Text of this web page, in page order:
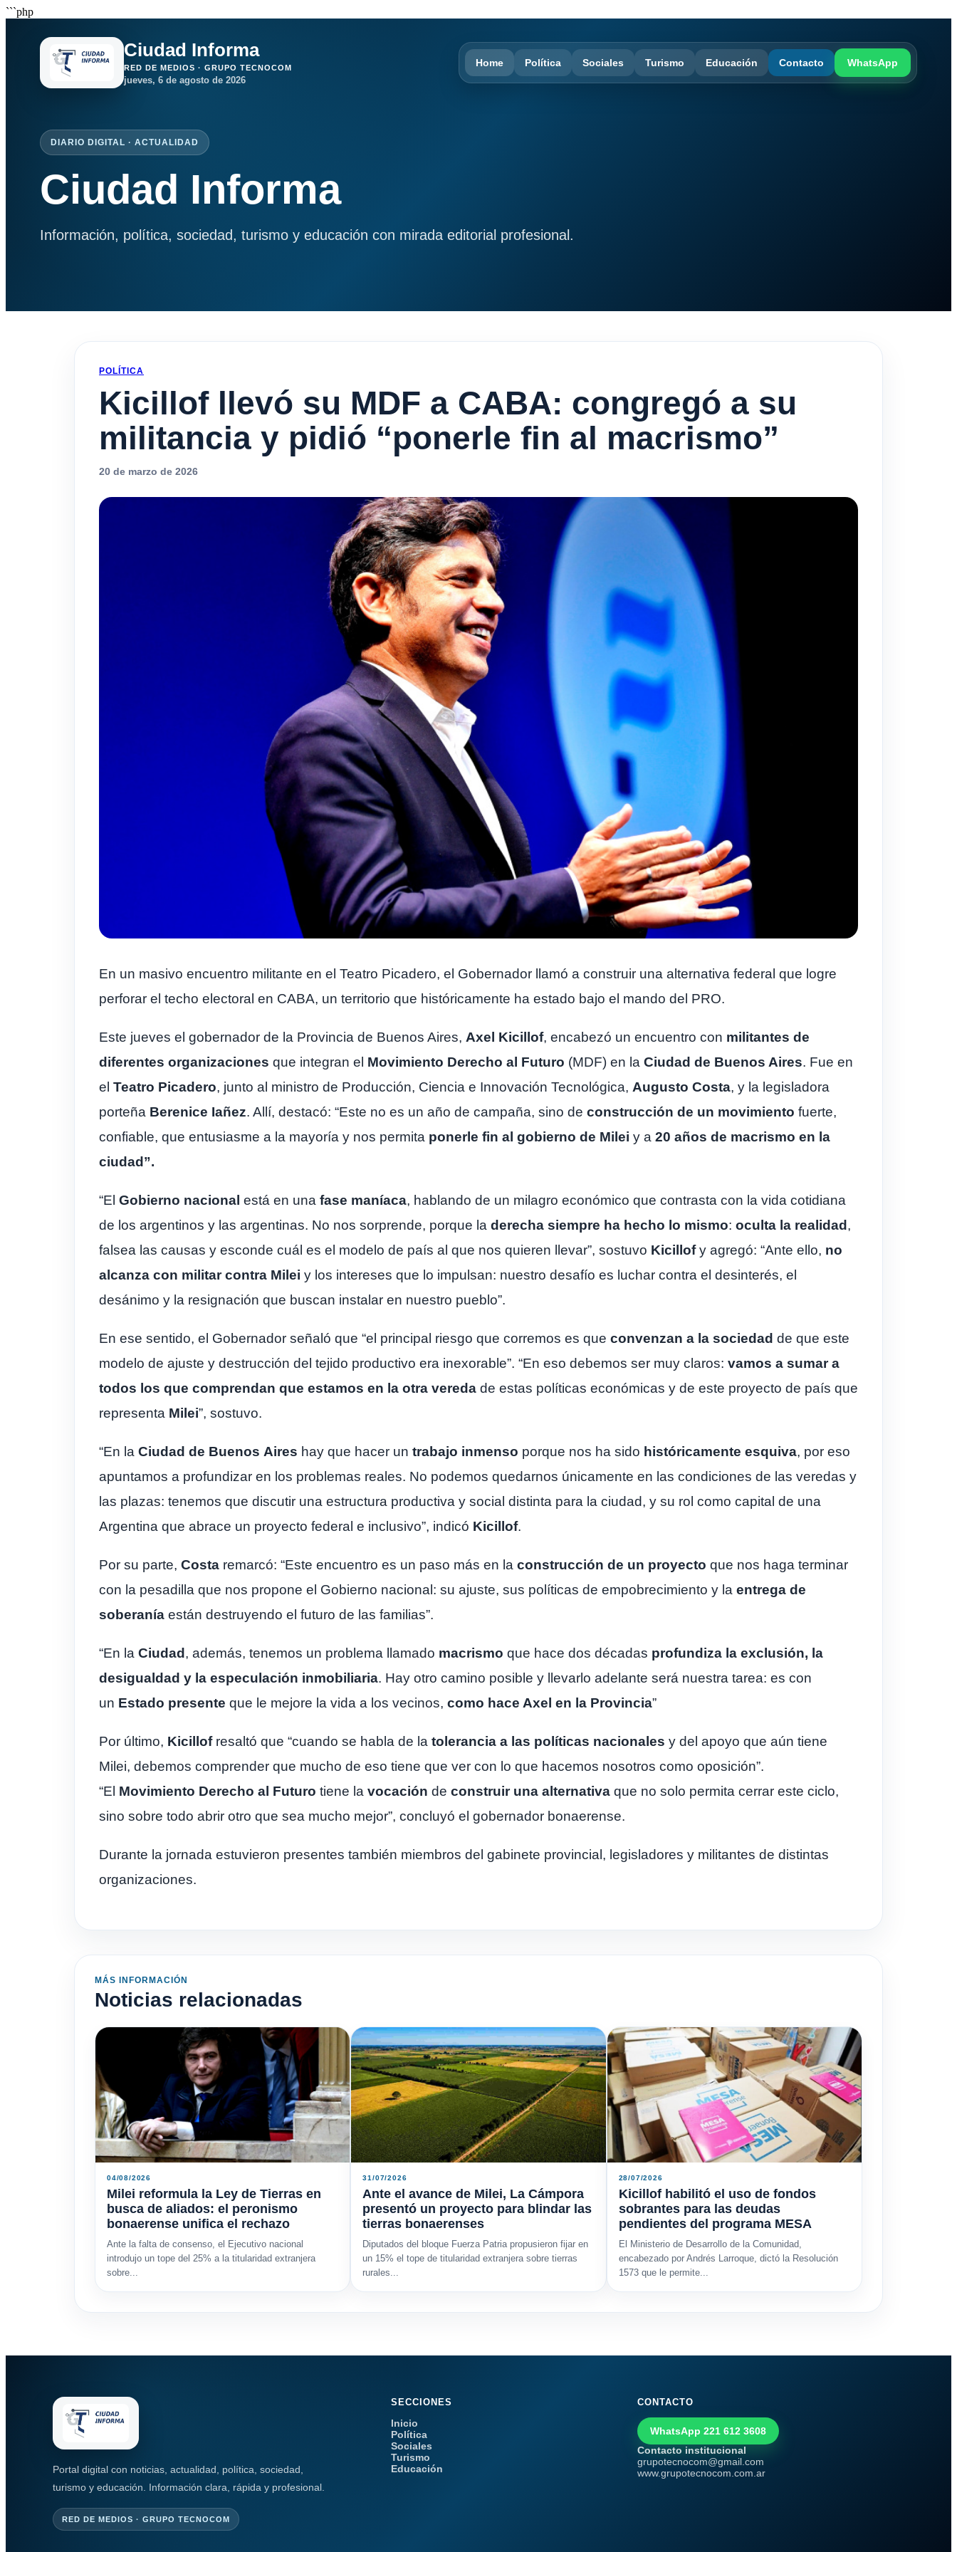
```php
Ciudad Informa
RED DE MEDIOS · GRUPO TECNOCOM
jueves, 6 de agosto de 2026
Home Política Sociales Turismo Educación Contacto WhatsApp
DIARIO DIGITAL · ACTUALIDAD
Ciudad Informa
Información, política, sociedad, turismo y educación con mirada editorial profesional.
POLÍTICA
Kicillof llevó su MDF a CABA: congregó a su
militancia y pidió “ponerle fin al macrismo”
20 de marzo de 2026
En un masivo encuentro militante en el Teatro Picadero, el Gobernador llamó a construir una alternativa federal que logre
perforar el techo electoral en CABA, un territorio que históricamente ha estado bajo el mando del PRO.
Este jueves el gobernador de la Provincia de Buenos Aires, Axel Kicillof, encabezó un encuentro con militantes de
diferentes organizaciones que integran el Movimiento Derecho al Futuro (MDF) en la Ciudad de Buenos Aires. Fue en
el Teatro Picadero, junto al ministro de Producción, Ciencia e Innovación Tecnológica, Augusto Costa, y la legisladora
porteña Berenice Iañez. Allí, destacó: “Este no es un año de campaña, sino de construcción de un movimiento fuerte,
confiable, que entusiasme a la mayoría y nos permita ponerle fin al gobierno de Milei y a 20 años de macrismo en la
ciudad”.
“El Gobierno nacional está en una fase maníaca, hablando de un milagro económico que contrasta con la vida cotidiana
de los argentinos y las argentinas. No nos sorprende, porque la derecha siempre ha hecho lo mismo: oculta la realidad ,
falsea las causas y esconde cuál es el modelo de país al que nos quieren llevar”, sostuvo Kicillofy agregó: “Ante ello, no
alcanza con militar contra Milei y los intereses que lo impulsan: nuestro desafío es luchar contra el desinterés, el
desánimo y la resignación que buscan instalar en nuestro pueblo”.
En ese sentido, el Gobernador señaló que “el principal riesgo que corremos es que convenzan a la sociedad de que este
modelo de ajuste y destrucción del tejido productivo era inexorable”. “En eso debemos ser muy claros: vamos a sumar a
todos los que comprendan que estamos en la otra vereda de estas políticas económicas y de este proyecto de país que
representa Milei”, sostuvo.
“En la Ciudad de Buenos Aires hay que hacer un trabajo inmenso porque nos ha sido históricamente esquiva, por eso
apuntamos a profundizar en los problemas reales. No podemos quedarnos únicamente en las condiciones de las veredas y
las plazas: tenemos que discutir una estructura productiva y social distinta para la ciudad, y su rol como capital de una
Argentina que abrace un proyecto federal e inclusivo”, indicó Kicillof.
Por su parte, Costa remarcó: “Este encuentro es un paso más en la construcción de un proyecto que nos haga terminar
con la pesadilla que nos propone el Gobierno nacional: su ajuste, sus políticas de empobrecimiento y la entrega de
soberanía están destruyendo el futuro de las familias”.
“En la Ciudad , además, tenemos un problema llamado macrismo que hace dos décadas profundiza la exclusión, la
desigualdad y la especulación inmobiliaria. Hay otro camino posible y llevarlo adelante será nuestra tarea: es con
un Estado presente que le mejore la vida a los vecinos, como hace Axel en la Provincia”
Por último, Kicillof resaltó que “cuando se habla de la tolerancia a las políticas nacionales y del apoyo que aún tiene
Milei, debemos comprender que mucho de eso tiene que ver con lo que hacemos nosotros como oposición”.
“El Movimiento Derecho al Futuro tiene la vocación de construir una alternativa que no solo permita cerrar este ciclo,
sino sobre todo abrir otro que sea mucho mejor”, concluyó el gobernador bonaerense.
Durante la jornada estuvieron presentes también miembros del gabinete provincial, legisladores y militantes de distintas
organizaciones.
MÁS INFORMACIÓN
Noticias relacionadas
04/08/2026
Milei reformula la Ley de Tierras en
busca de aliados: el peronismo
bonaerense unifica el rechazo
Ante la falta de consenso, el Ejecutivo nacional
introdujo un tope del 25% a la titularidad extranjera
sobre...
31/07/2026
Ante el avance de Milei, La Cámpora
presentó un proyecto para blindar las
tierras bonaerenses
Diputados del bloque Fuerza Patria propusieron fijar en
un 15% el tope de titularidad extranjera sobre tierras
rurales...
28/07/2026
Kicillof habilitó el uso de fondos
sobrantes para las deudas
pendientes del programa MESA
El Ministerio de Desarrollo de la Comunidad,
encabezado por Andrés Larroque, dictó la Resolución
1573 que le permite...
Portal digital con noticias, actualidad, política, sociedad,
turismo y educación. Información clara, rápida y profesional.
RED DE MEDIOS · GRUPO TECNOCOM
SECCIONES
Inicio
Política
Sociales
Turismo
Educación
CONTACTO
WhatsApp 221 612 3608
Contacto institucional
grupotecnocom@gmail.com
www.grupotecnocom.com.ar